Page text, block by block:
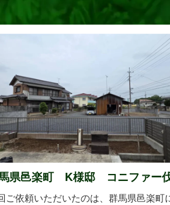
県邑楽町 K様邸 コニファー
抜根工事
ご依頼いただいたのは、群馬県邑楽町